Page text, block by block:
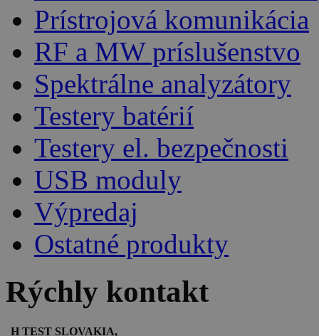
Prístrojová komunikácia
RF a MW príslušenstvo
Spektrálne analyzátory
Testery batérií
Testery el. bezpečnosti
USB moduly
Výpredaj
Ostatné produkty
Rýchly kontakt
H TEST SLOVAKIA,